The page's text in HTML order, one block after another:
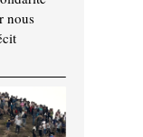
nous